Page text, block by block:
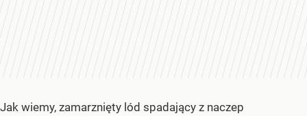
Jak wiemy, zamarznięty lód spadający z naczep